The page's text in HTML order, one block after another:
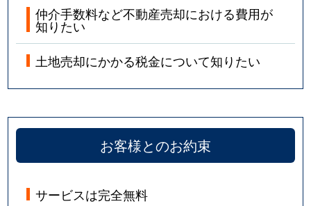
仲介手数料など不動産売却における費用が
知りたい
土地売却にかかる税金について知りたい
お客様とのお約束
サービスは完全無料